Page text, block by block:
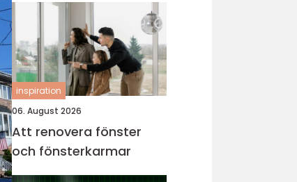
inspiration
06. August 2026
Att renovera fönster
och fönsterkarmar